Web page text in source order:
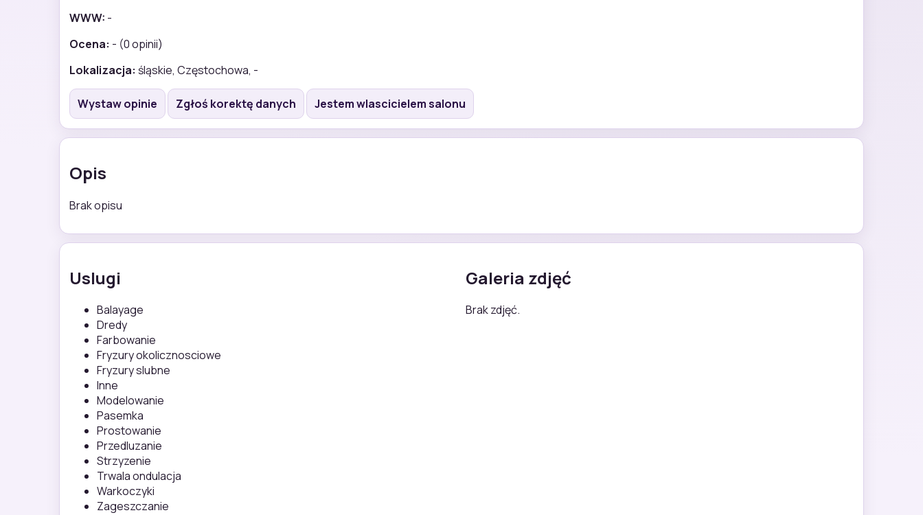
WWW: -
Ocena: - (0 opinii)
Lokalizacja: śląskie, Częstochowa, -
Wystaw opinie Zgłoś korektę danych Jestem wlascicielem salonu
Opis
Brak opisu
Uslugi
Balayage
Dredy
Farbowanie
Fryzury okolicznosciowe
Fryzury slubne
Inne
Modelowanie
Pasemka
Prostowanie
Przedluzanie
Strzyzenie
Trwala ondulacja
Warkoczyki
Zageszczanie
Galeria zdjęć
Brak zdjęć.